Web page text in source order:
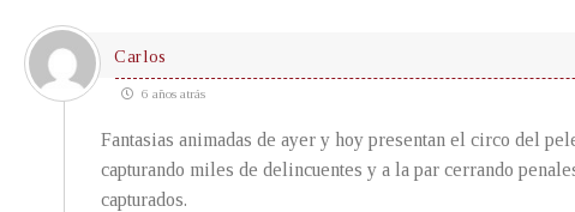
Carlos
6 años atrás
Fantasias animadas de ayer y hoy presentan el circo del
capturando miles de delincuentes y a la par cerrando
capturados.